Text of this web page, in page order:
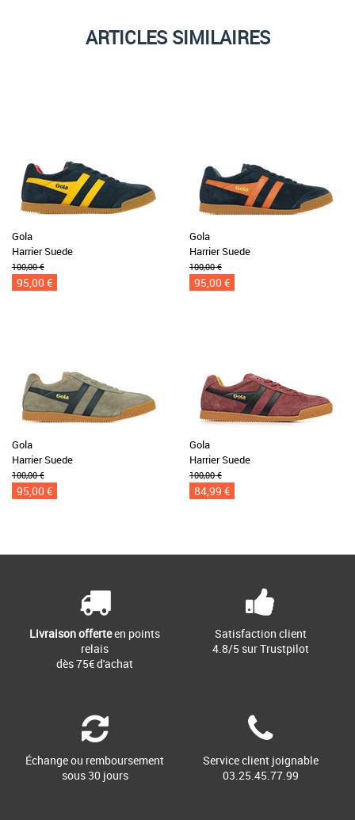
ARTICLES SIMILAIRES
Gola
Harrier Suede
100,00 €
95,00 €
Gola
Harrier Suede
100,00 €
95,00 €
Gola
Harrier Suede
100,00 €
95,00 €
Gola
Harrier Suede
100,00 €
84,99 €
Livraison offerteen points
relais
dès 75€ d'achat
Satisfaction client
4.8/5 sur Trustpilot
Échange ou remboursement
sous 30 jours
Service client joignable
03.25.45.77.99